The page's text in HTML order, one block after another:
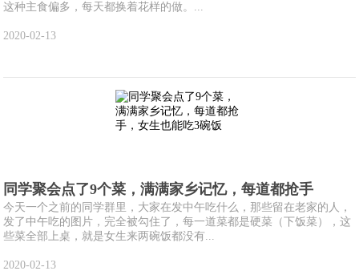
这种主食偏多，每天都换着花样的做。...
2020-02-13
同学聚会点了9个菜，满满家乡记忆，每道都抢手
今天一个之前的同学群里，大家在发中午吃什么，那些留在老家的人，
发了中午吃的图片，完全被勾住了，每一道菜都是硬菜（下饭菜），这
些菜全部上桌，就是女生来两碗饭都没有...
2020-02-13